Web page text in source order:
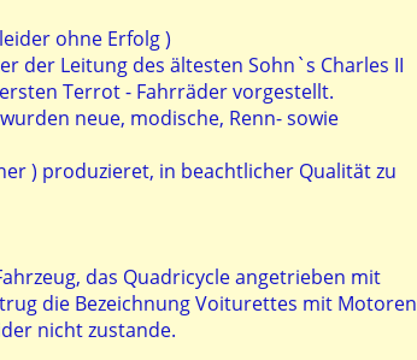
ohne Erfolg )
der Leitung des ältesten Sohn`s Charles II
ersten Terrot - Fahrräder vorgestellt.
neue, modische, Renn- sowie
) produzieret, in beachtlicher Qualität zu
das Quadricycle angetrieben mit
die Bezeichnung Voiturettes mit Motoren
nicht zustande.